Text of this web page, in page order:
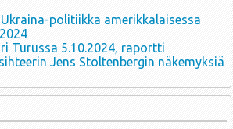
politiikka amerikkalaisessa
Turussa 5.10.2024, raportti
Jens Stoltenbergin näkemyksiä